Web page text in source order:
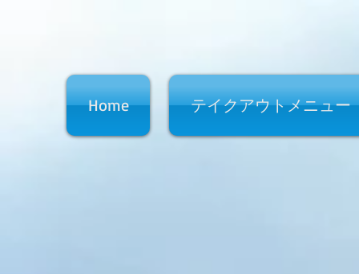
Home テイクアウトメニュー